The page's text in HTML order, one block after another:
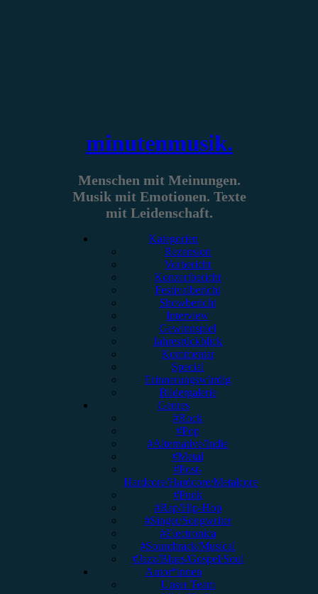
minutenmusik.
Menschen mit Meinungen.
Musik mit Emotionen. Texte
mit Leidenschaft.
Kategorien
Rezension
Vorbericht
Konzertbericht
Festivalbericht
Showbericht
Interview
Gewinnspiel
Jahresrückblick
Kommentar
Special
Erinnerungswürdig
Bildergalerie
Genres
#Rock
#Pop
#Alternative/Indie
#Metal
#Post-
Hardcore/Hardcore/Metalcore
#Punk
#Rap/Hip-Hop
#Singer/Songwriter
#Electronica
#Soundtrack/Musical
#Jazz/Blues/Gospel/Soul
Autor*innen
Unser Team